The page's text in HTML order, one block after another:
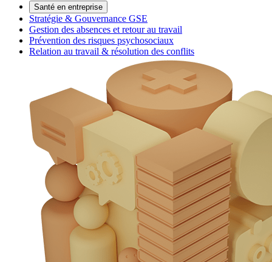
Santé en entreprise
Stratégie & Gouvernance GSE
Gestion des absences et retour au travail
Prévention des risques psychosociaux
Relation au travail & résolution des conflits